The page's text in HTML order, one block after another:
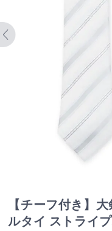
【チーフ付き】
ルタイ ストライ